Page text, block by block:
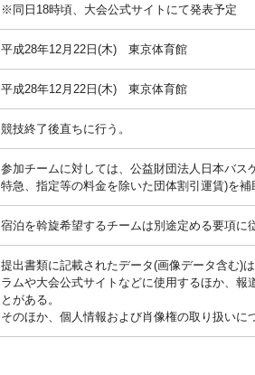
※同日18時頃、大会公式サイトにて発表予定
平成28年12月22日(木) 東京体育館
平成28年12月22日(木) 東京体育館
競技終了後直ちに行う。
参加チームに対しては、公益財団法人日本バス
特急、指定等の料金を除いた団体割引運賃)を
宿泊を斡旋希望するチームは別途定める要項に
提出書類に記載されたデータ(画像データ含む)
ラムや大会公式サイトなどに使用するほか、報
とがある。
そのほか、個人情報および肖像権の取り扱いに